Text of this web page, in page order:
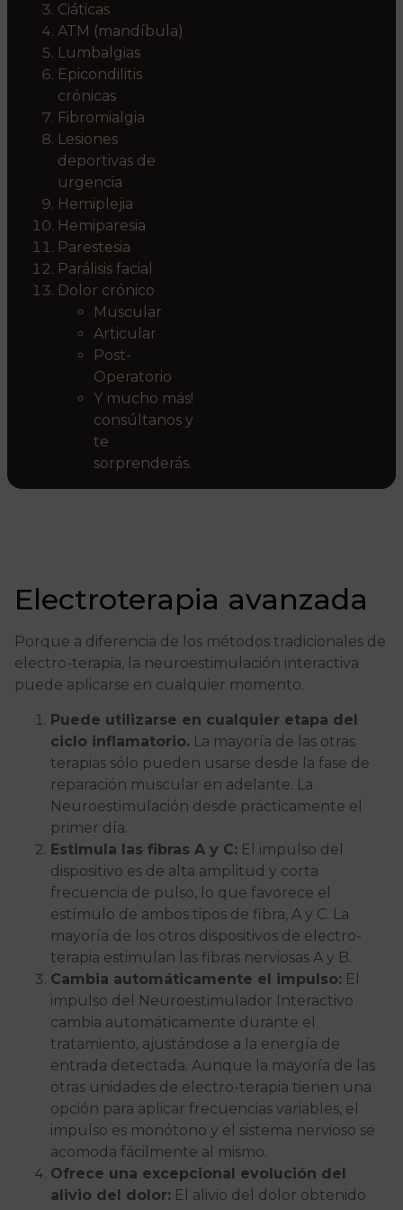
Ciáticas
ATM (mandíbula)
Lumbalgias
Epicondilitis
crónicas
Fibromialgia
Lesiones
deportivas de
urgencia
Hemiplejia
Hemiparesia
Parestesia
Parálisis facial
Dolor crónico
Muscular
Articular
Post-
Operatorio
Y mucho más!
consúltanos y
te
sorprenderás.
Electroterapia avanzada
Porque a diferencia de los métodos tradicionales de
electro-terapia, la neuroestimulación interactiva
puede aplicarse en cualquier momento.
Puede utilizarse en cualquier etapa del
ciclo inflamatorio. La mayoría de las otras
terapias sólo pueden usarse desde la fase de
reparación muscular en adelante. La
Neuroestimulación desde prácticamente el
primer día.
Estimula las fibras A y C: El impulso del
dispositivo es de alta amplitud y corta
frecuencia de pulso, lo que favorece el
estímulo de ambos tipos de fibra, A y C. La
mayoría de los otros dispositivos de electro-
terapia estimulan las fibras nerviosas A y B.
Cambia automáticamente el impulso: El
impulso del Neuroestimulador Interactivo
cambia automáticamente durante el
tratamiento, ajustándose a la energía de
entrada detectada. Aunque la mayoría de las
otras unidades de electro-terapia tienen una
opción para aplicar frecuencias variables, el
impulso es monótono y el sistema nervioso se
acomoda fácilmente al mismo.
Ofrece una excepcional evolución del
alivio del dolor: El alivio del dolor obtenido